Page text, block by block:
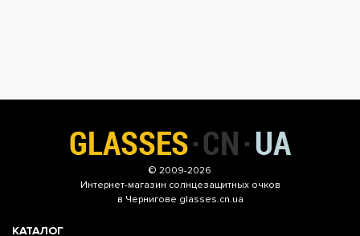
© 2009-2026
Интернет-магазин солнцезащитных очков
в Чернигове glasses.cn.ua
КАТАЛОГ